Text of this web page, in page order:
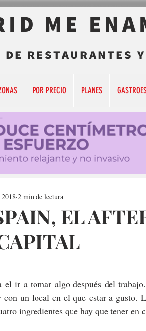
ME
RESTAURANTES
POR PRECIO PLANES
EL
2018 2 min de lectura
el ir a tomar algo después del
con un local en el que estar a gusto.
ingredientes que hay que tener en